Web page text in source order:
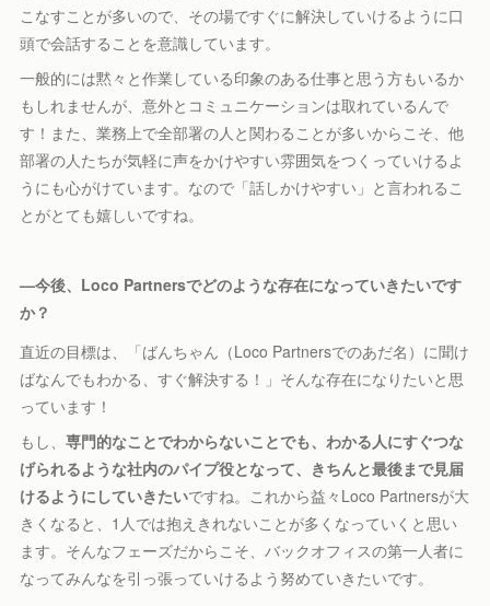
こなすことが多いので、その場ですぐに解決していけるように口
頭で会話することを意識しています。
一般的には黙々と作業している印象のある仕事と思う方もいるか
もしれませんが、意外とコミュニケーションは取れているんで
す！また、業務上で全部署の人と関わることが多いからこそ、他
部署の人たちが気軽に声をかけやすい雰囲気をつくっていけるよ
うにも心がけています。なので「話しかけやすい」と言われるこ
とがとても嬉しいですね。
—今後、Loco Partnersでどのような存在になっていきたいです
か？
直近の目標は、「ばんちゃん（Loco Partnersでのあだ名）に聞け
ばなんでもわかる、すぐ解決する！」そんな存在になりたいと思
っています！
もし、専門的なことでわからないことでも、わかる人にすぐつな
げられるような社内のパイプ役となって、きちんと最後まで見届
けるようにしていきたいですね。これから益々Loco Partnersが大
きくなると、1人では抱えきれないことが多くなっていくと思い
ます。そんなフェーズだからこそ、バックオフィスの第一人者に
なってみんなを引っ張っていけるよう努めていきたいです。